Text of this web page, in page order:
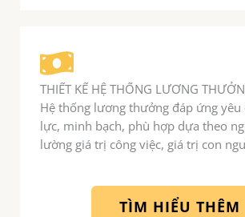
THIẾT KẾ HỆ THỐNG LƯƠNG
Hệ thống lương thưởng đáp ứng yêu
lực, minh bạch, phù hợp dựa theo
lường giá trị công việc, giá trị con
TÌM HIỂU THÊM